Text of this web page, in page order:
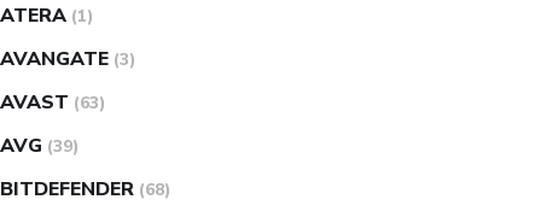
ATERA (1)
AVANGATE (3)
AVAST (63)
AVG (39)
BITDEFENDER (68)